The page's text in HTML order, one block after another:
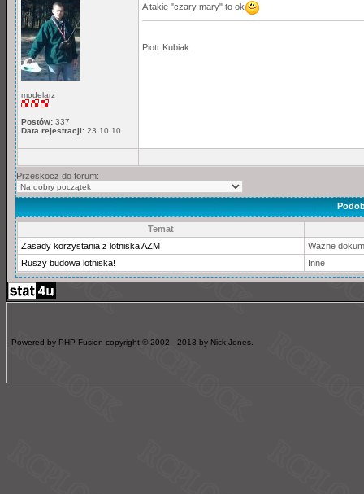
modelarz
Postów: 337
Data rejestracji: 23.10.10
A takie "czary mary" to ok
Piotr Kubiak
Przeskocz do forum:
Temat
Zasady korzystania z lotniska AZM
Ważne
Ruszy budowa lotniska!
Inne
Powered by PHP-Fusion copyright © 2002 - 2013 by Nick Jones.